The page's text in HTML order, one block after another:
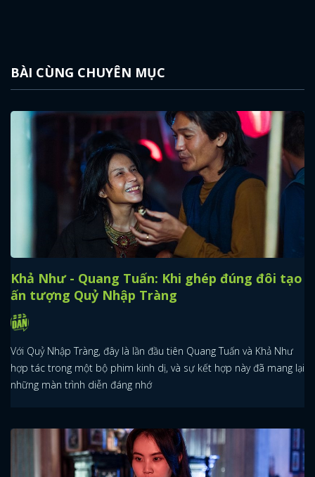
BÀI CÙNG CHUYÊN MỤC
Khả Như - Quang Tuấn: Khi ghép đúng đôi tạo
ấn tượng Quỷ Nhập Tràng
Với Quỷ Nhập Tràng, đây là lần đầu tiên Quang Tuấn và Khả Như
hợp tác trong một bộ phim kinh dị, và sự kết hợp này đã mang lại
những màn trình diễn đáng nhớ